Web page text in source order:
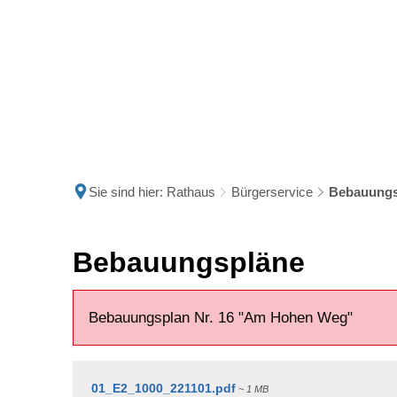
Sie sind hier: Rathaus Bürgerservice
Bebauungspläne
Bebauungspläne
Bebauungsplan Nr. 16 "Am Hohen Weg"
01_E2_1000_221101.pdf ~ 1 MB